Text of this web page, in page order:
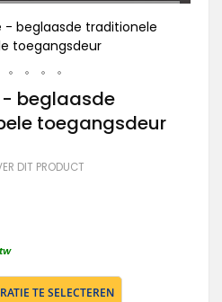
- beglaasde traditionele
toegangsdeur
- beglaasde
toegangsdeur
DIT PRODUCT
TE SELECTEREN